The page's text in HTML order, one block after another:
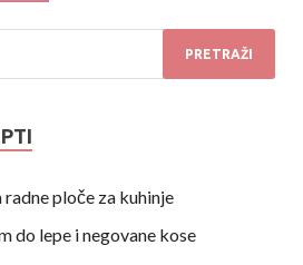
ploče za kuhinje
do lepe i negovane kose